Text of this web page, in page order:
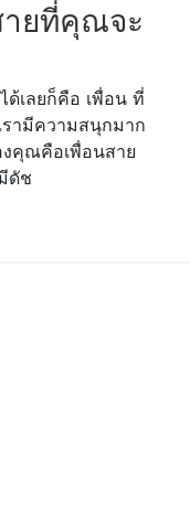
ายที่คุณจะ
เลยก็คือ เพื่อน ที่
รามีความสนุกมาก
คุณคือเพื่อนสาย
ดัช